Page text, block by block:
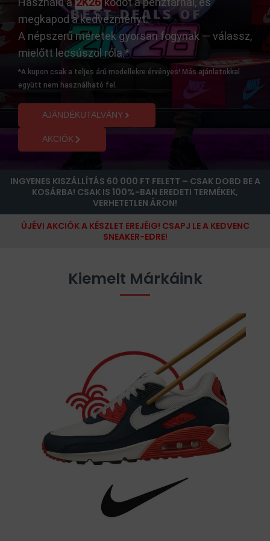
megkapod a kedvezményt.
A népszerű méretek gyorsan fogynak — válassz,
mielőtt lecsúszol róla.*
*A kupon csak a teljes árú modellekre érvényes! Más ajánlatokkal
együtt nem használható fel.
AJÁNDÉKUTALVÁNY
AKCIÓK
INGYENES KISZÁLLÍTÁS 60 000 FT FELETT – CSAK DOBD BE A
KOSÁRBA! CSAK IS 100%-BAN EREDETI TERMÉKEK,
VERHETETLEN ÁRON!
ÚJÉVI AKCIÓK A KÉSZLET EREJÉIG! CSAPJ LE A KEDVENC
SNEAKER-EDRE!
Kiemelt Márkáink